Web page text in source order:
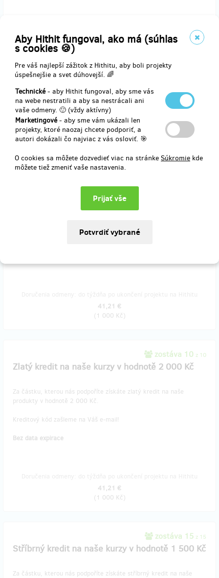
Aby Hithit fungoval, ako má (súhlas
s cookies 🍪)
Pre váš najlepší zážitok z Hithitu, aby boli projekty
úspešnejšie a svet dúhovejší. 🌈
Technické- aby Hithit fungoval, aby sme vás
na webe nestratili a aby sa nestrácali ani
vaše odmeny. 🙂 (vždy aktívny)
Marketingové- aby sme vám ukázali len
projekty, ktoré naozaj chcete podporiť, a
autori dokázali čo najviac z vás osloviť. 🎯
O cookies sa môžete dozvedieť viac na stránke Súkromie kde
môžete tiež zmeniť vaše nastavenia.
Kreditový kód zašleme na Váš e-mail!
Bez data expirace
Doručenia odmeny: do týždňa po ukončení projektu na Hithitu
20,61 €
(500 Kč)
zostáva 3
Za částku, kterou nás podpoříte získáte platinový kredit na naše
Kreditový kód zašleme na Váš e-mail!
41,21 €
(1 000 Kč)
zostáva 10 z 10
Zlatý kredit na naše kurzy v hodnotě 2 000 Kč
Za částku, kterou nás podpoříte získáte zlatý kredit na naše
produkty v hodnotě 2 000 Kč.
Kreditový kód zašleme na Váš e-mail!
Bez data expirace
41,21 €
(1 000 Kč)
zostáva 15 z 15
Stříbrný kredit na naše kurzy v hodnotě 1 500 Kč
Za částku, kterou nás podpoříte získáte stříbrný kredit na naše